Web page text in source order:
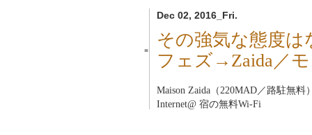
Dec 02, 2016_Fri.
■
その強気な態度は
フェズ→Zaida／
Maison Zaida（220MAD／路駐無料
Internet@ 宿の無料Wi-Fi